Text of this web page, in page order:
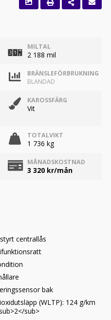
MILTAL
2 188 mil
BRÄNSLEFÖRBRUKNING
BLANDAD
KAROSSFÄRG
Vit
TOTALVIKT
1 736 kg
MÅNADSKOSTNAD
3 320kr/mån
centrallås
bak
(WLTP): 124 g/km
sub>